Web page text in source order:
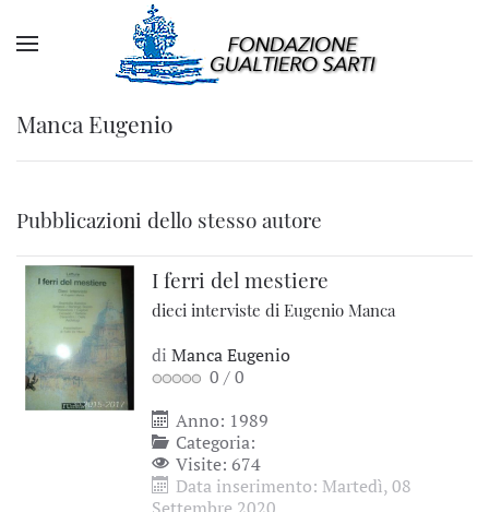
Manca Eugenio
Pubblicazioni dello stesso autore
I ferri del mestiere
dieci interviste di Eugenio Manca
di Manca Eugenio
0 /0
Anno: 1989
Categoria:
Visite: 674
Data inserimento: Martedì, 08